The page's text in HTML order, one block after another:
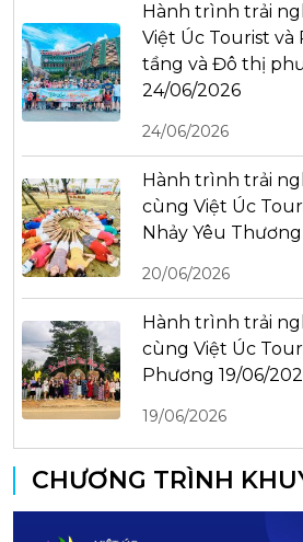
Hành trình trải
Việt Úc Tourist và
tầng và Đô thị
24/06/2026
24/06/2026
Hành trình trải
cùng Việt Úc
Nhảy Yêu
20/06/2026
Hành trình trải
cùng Việt Úc
Phương 19/06/
19/06/2026
CHƯƠNG TRÌNH